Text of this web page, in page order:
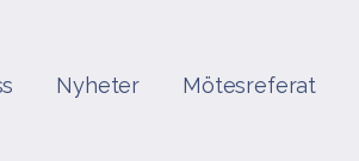
Nyheter Mötesreferat